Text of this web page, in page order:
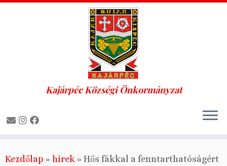
to
Kajárpéc Községi Önkormányzat
Kezdőlap » hírek » Hős fákkal a fenntarthatóságért